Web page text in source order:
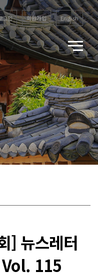
그인 회원가입 English
] 뉴스레터
115